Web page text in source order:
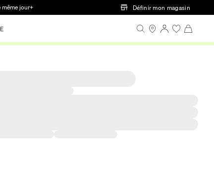
même jour+ Définir mon magasin